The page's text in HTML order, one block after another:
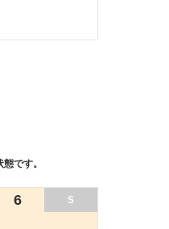
です。
6 S